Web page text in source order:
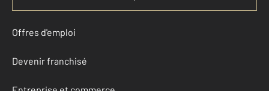
Offres d'emploi
Devenir franchisé